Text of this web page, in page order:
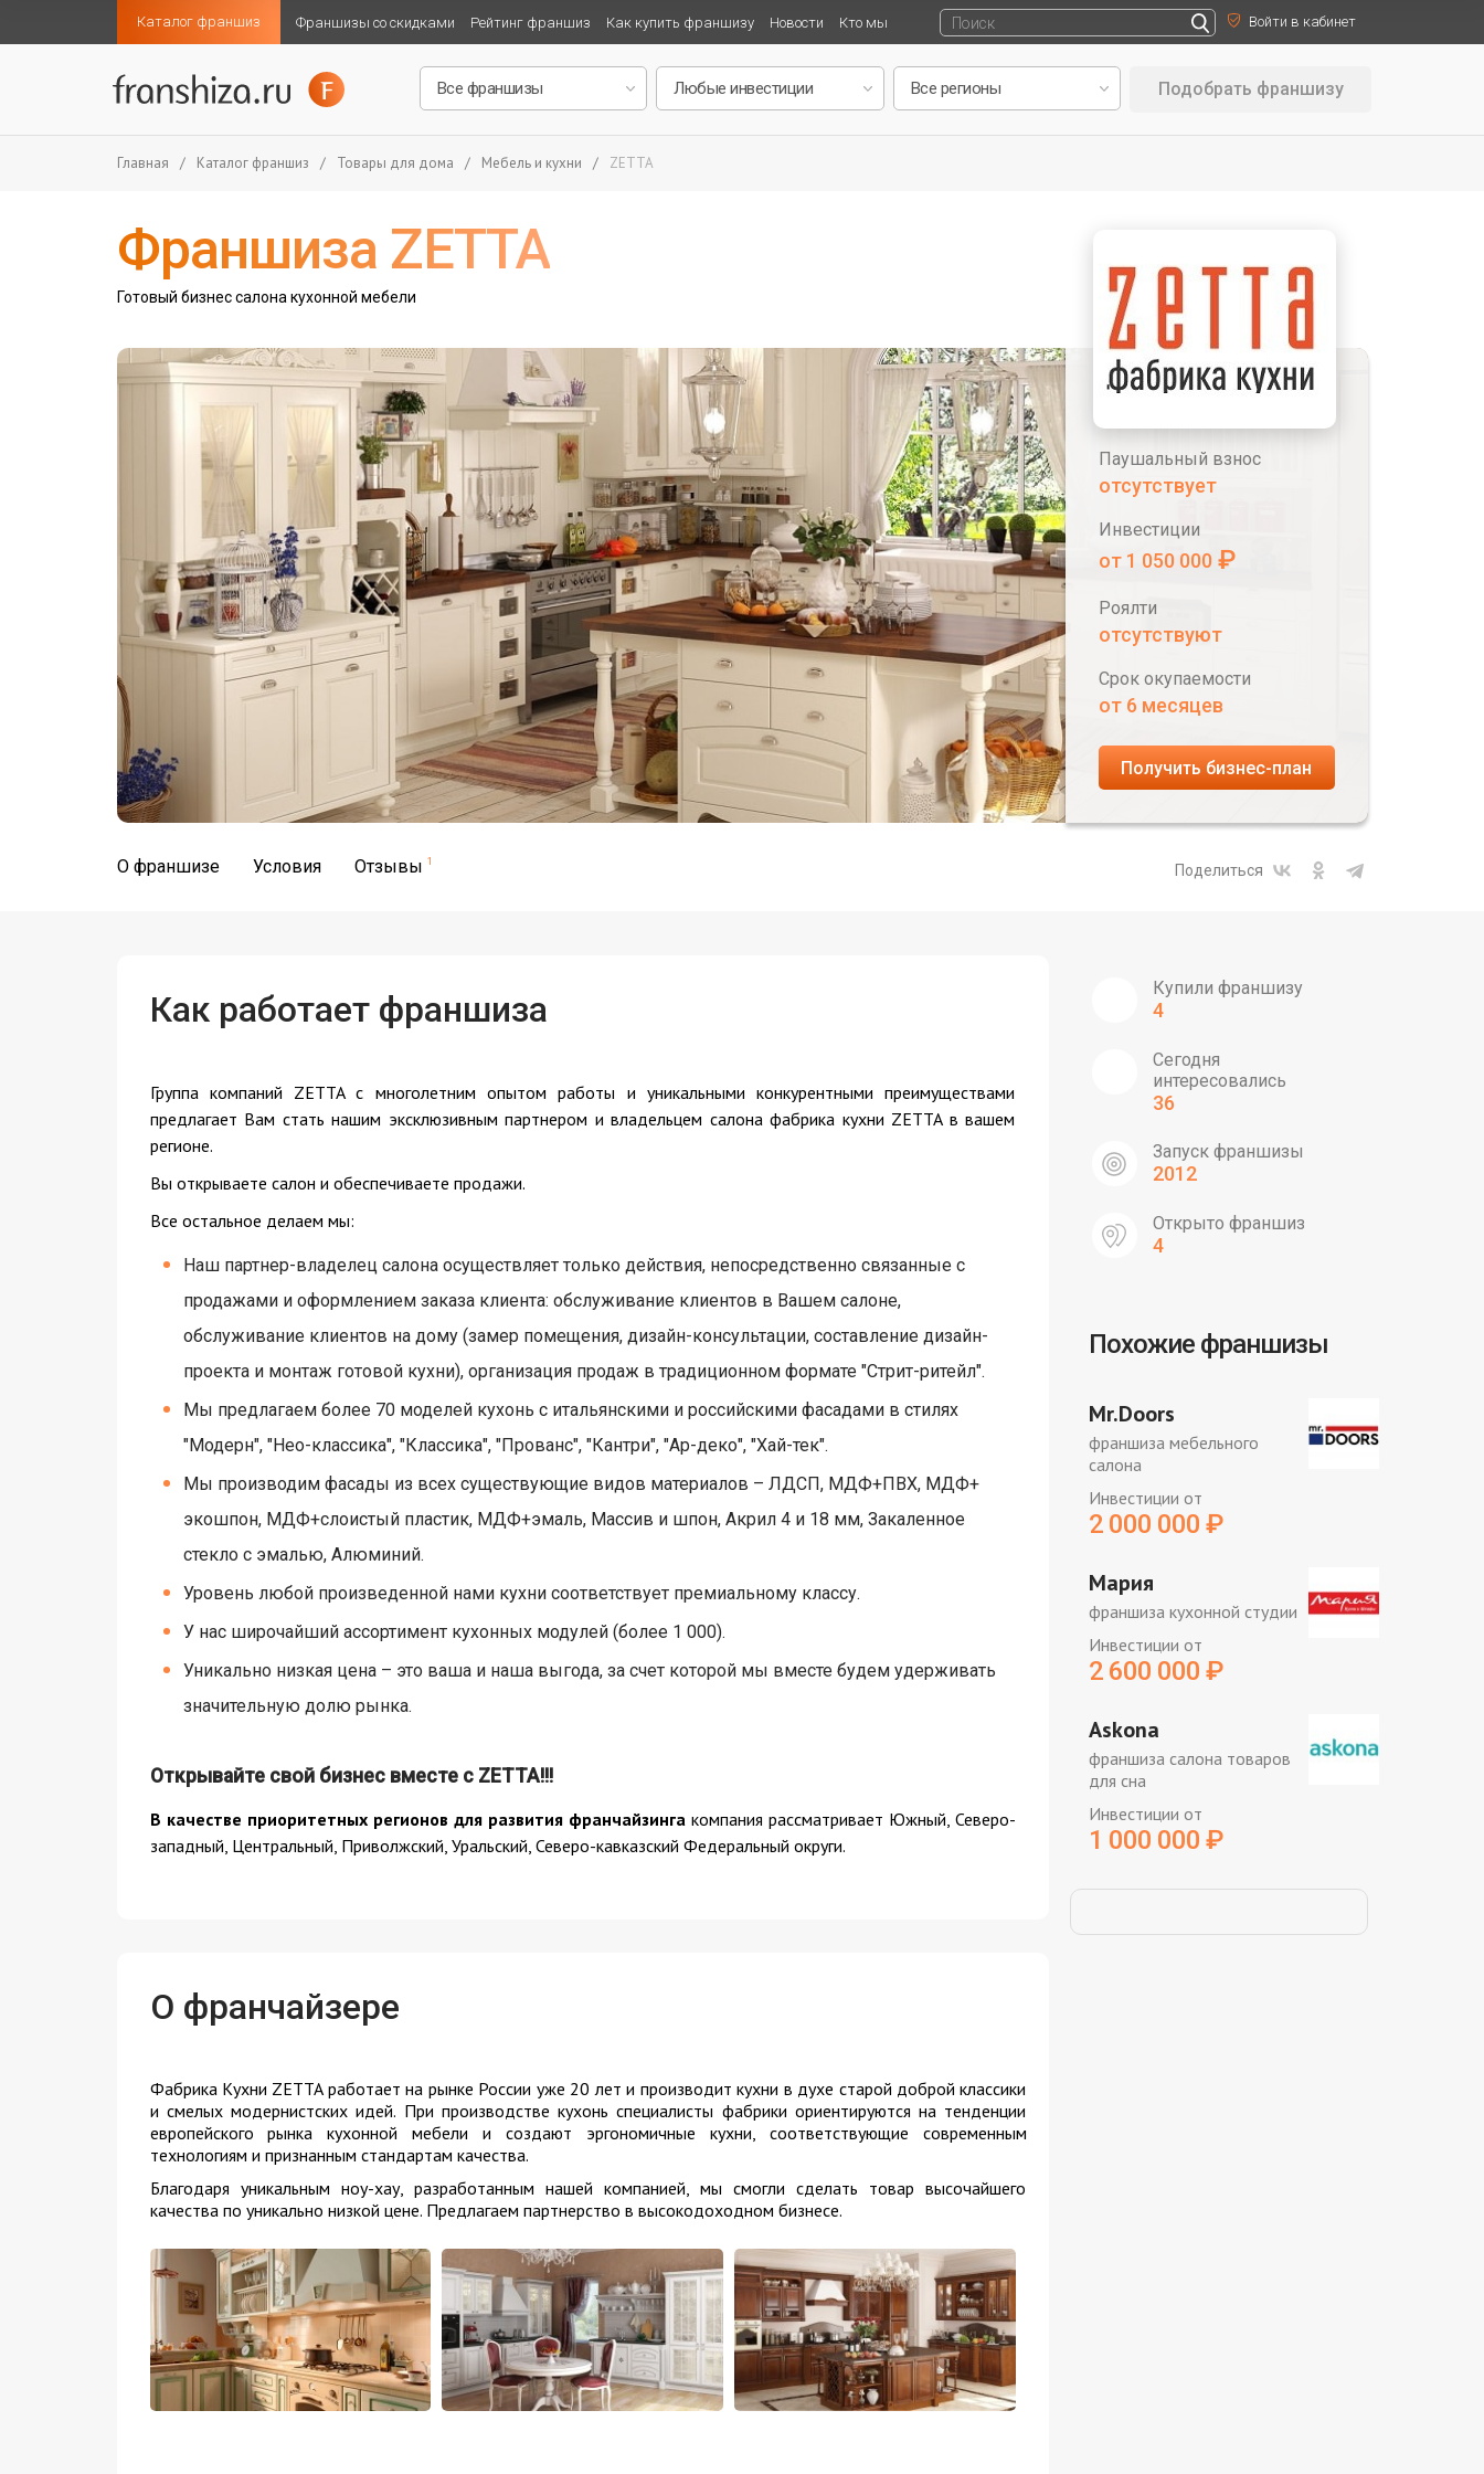
Каталог франшиз Франшизы со скидками Рейтинг франшиз Как купить франшизу Новости Кто мы Войти в кабинет
Подобрать франшизу
Главная / Каталог франшиз / Товары для дома / Мебель и кухни / ZETTA
Франшиза ZETTA
Готовый бизнес салона кухонной мебели
Паушальный взнос
отсутствует
Инвестиции
от 1 050 000 ₽
Роялти
отсутствуют
Срок окупаемости
от 6 месяцев
Получить бизнес-план
О франшизе Условия Отзывы 1 Поделиться
Как работает франшиза
Группа компаний ZETTA с многолетним опытом работы и уникальными конкурентными преимуществами
предлагает Вам стать нашим эксклюзивным партнером и владельцем салона фабрика кухни ZETTA в вашем
регионе.
Вы открываете салон и обеспечиваете продажи.
Все остальное делаем мы:
Наш партнер-владелец салона осуществляет только действия, непосредственно связанные с
продажами и оформлением заказа клиента: обслуживание клиентов в Вашем салоне,
обслуживание клиентов на дому (замер помещения, дизайн-консультации, составление дизайн-
проекта и монтаж готовой кухни), организация продаж в традиционном формате "Стрит-ритейл".
Мы предлагаем более 70 моделей кухонь с итальянскими и российскими фасадами в стилях
"Модерн", "Нео-классика", "Классика", "Прованс", "Кантри", "Ар-деко", "Хай-тек".
Мы производим фасады из всех существующие видов материалов – ЛДСП, МДФ+ПВХ, МДФ+
экошпон, МДФ+слоистый пластик, МДФ+эмаль, Массив и шпон, Акрил 4 и 18 мм, Закаленное
стекло с эмалью, Алюминий.
Уровень любой произведенной нами кухни соответствует премиальному классу.
У нас широчайший ассортимент кухонных модулей (более 1 000).
Уникально низкая цена – это ваша и наша выгода, за счет которой мы вместе будем удерживать
значительную долю рынка.
Открывайте свой бизнес вместе с ZETTA!!!
В качестве приоритетных регионов для развития франчайзингакомпания рассматривает Южный, Северо-
западный, Центральный, Приволжский, Уральский, Северо-кавказский Федеральный округи.
О франчайзере
Фабрика Кухни ZETTA работает на рынке России уже 20 лет и производит кухни в духе старой доброй классики
и смелых модернистских идей. При производстве кухонь специалисты фабрики ориентируются на тенденции
европейского рынка кухонной мебели и создают эргономичные кухни, соответствующие современным
технологиям и признанным стандартам качества.
Благодаря уникальным ноу-хау, разработанным нашей компанией, мы смогли сделать товар высочайшего
качества по уникально низкой цене. Предлагаем партнерство в высокодоходном бизнесе.
Купили франшизу
4
Сегодня
интересовались
36
Запуск франшизы
2012
Открыто франшиз
4
Похожие франшизы
Mr.Doors
франшиза мебельного
салона
Инвестиции от
2 000 000 ₽
Мария
франшиза кухонной студии
Инвестиции от
2 600 000 ₽
Askona
франшиза салона товаров
для сна
Инвестиции от
1 000 000 ₽